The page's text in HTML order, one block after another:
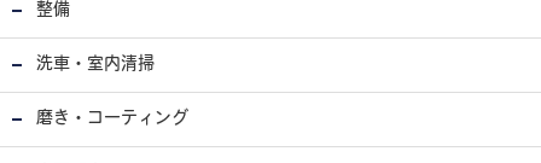
整備
洗車・室内清掃
磨き・コーティング